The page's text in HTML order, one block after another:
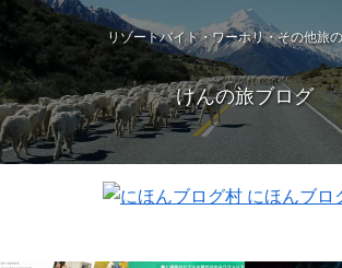
リゾートバイト・ワーホリ・その他旅
けんの旅ブログ